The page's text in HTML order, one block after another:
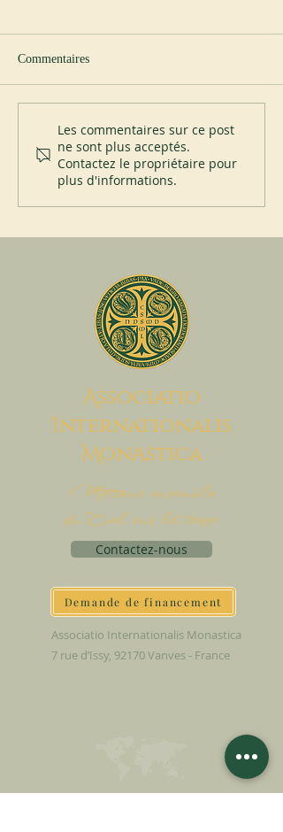
Commentaires
Les commentaires sur ce post
ne sont plus acceptés.
Contactez le propriétaire pour
plus d'informations.
Associatio
Internationalis
MonAstica
Mettons ensemble
du Ciel sur la terre
Contactez-nous
Demande de financement
Associatio Internationalis Monastica
7 rue d’Issy, 92170 Vanves - France